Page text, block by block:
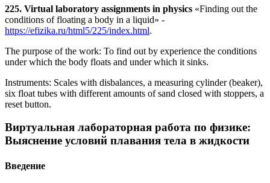
225. Virtual laboratory assignments in physics «Finding out the
conditions of floating a body in a liquid» -
https://efizika.ru/html5/225/index.html.
The purpose of the work: To find out by experience the conditions
under which the body floats and under which it sinks.
Instruments: Scales with disbalances, a measuring cylinder (beaker),
six float tubes with different amounts of sand closed with stoppers, a
reset button.
Виртуальная лабораторная работа по физике:
Выяснение условий плавания тела в жидкости
Введение